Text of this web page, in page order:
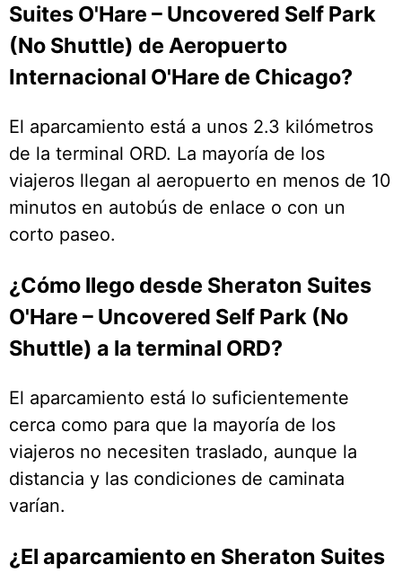
Suites O'Hare – Uncovered Self Park
(No Shuttle) de Aeropuerto
Internacional O'Hare de Chicago?
El aparcamiento está a unos 2.3 kilómetros
de la terminal ORD. La mayoría de los
viajeros llegan al aeropuerto en menos de 10
minutos en autobús de enlace o con un
corto paseo.
¿Cómo llego desde Sheraton Suites
O'Hare – Uncovered Self Park (No
Shuttle) a la terminal ORD?
El aparcamiento está lo suficientemente
cerca como para que la mayoría de los
viajeros no necesiten traslado, aunque la
distancia y las condiciones de caminata
varían.
¿El aparcamiento en Sheraton Suites